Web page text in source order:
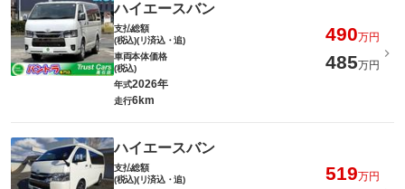
ハイエースバン
支払総額
(税込)(リ済込・追)
490万円
車両本体価格
(税込)
485万円
年式2026年
走行6km
ハイエースバン
支払総額
(税込)(リ済込・追)
519万円